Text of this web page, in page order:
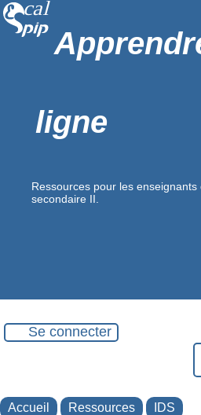
ligne
Ressources pour les enseignants
secondaire II.
Se connecter
Accueil Ressources IDS